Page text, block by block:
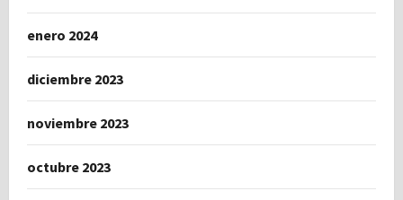
enero 2024
diciembre 2023
noviembre 2023
octubre 2023